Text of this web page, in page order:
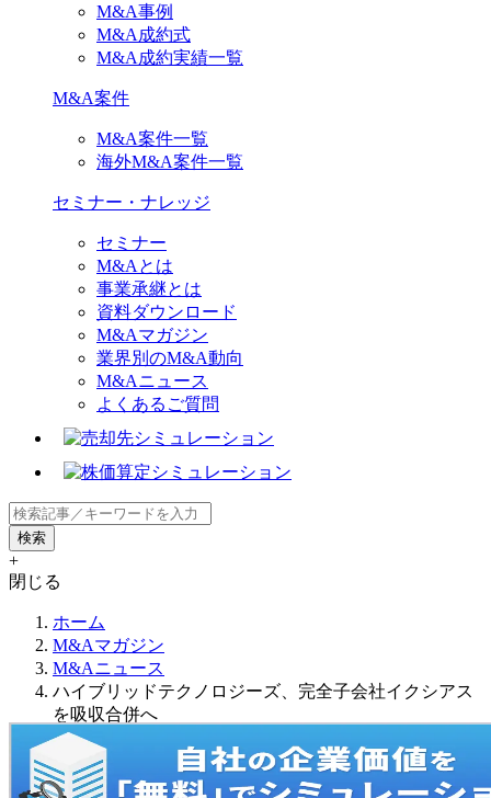
M&A事例
M&A成約式
M&A成約実績一覧
M&A案件
M&A案件一覧
海外M&A案件一覧
セミナー・ナレッジ
セミナー
M&Aとは
事業承継とは
資料ダウンロード
M&Aマガジン
業界別のM&A動向
M&Aニュース
よくあるご質問
+
閉じる
ホーム
M&Aマガジン
M&Aニュース
ハイブリッドテクノロジーズ、完全子会社イクシアス
を吸収合併へ